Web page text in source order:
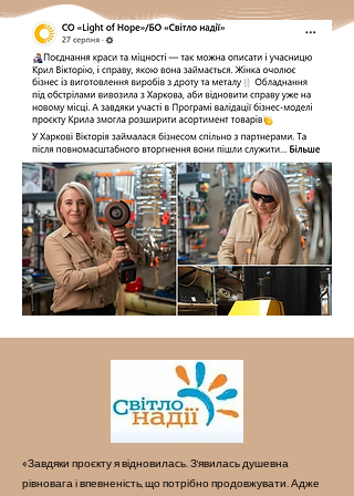
«Завдяки проєкту я відновилась. З’явилась душевна
рівновага і впевненість, що потрібно продовжувати. Адже